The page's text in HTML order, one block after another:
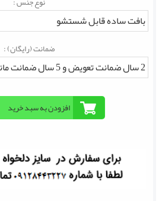
ضمانت (رایگان) :